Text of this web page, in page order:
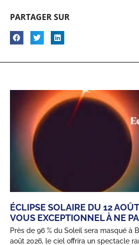
PARTAGER SUR
ÉCLIPSE SOLAIRE DU 12
VOUS EXCEPTIONNEL À NE
Près de 96 % du Soleil sera masqué à
août 2026, le ciel offrira un spectacle